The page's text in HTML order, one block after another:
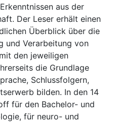
aus der
Der Leser erhält einen
Überblick über die
und Verarbeitung von
den jeweiligen
die Grundlage
Schlussfolgern,
bilden. In den 14
für den Bachelor- und
für neuro- und